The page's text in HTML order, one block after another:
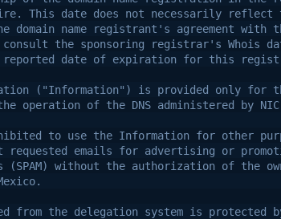
This date does not necessarily reflect
domain name registrant's agreement with
the sponsoring registrar's Whois
reported date of expiration for this
("Information") is provided only for
operation of the DNS administered by
to use the Information for other
requested emails for advertising or
(SPAM) without the authorization of the
from the delegation system is protected